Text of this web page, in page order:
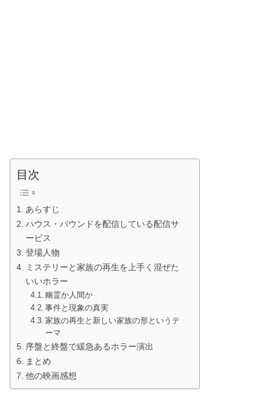
目次
あらすじ
ハウス・バウンドを配信している配信サ
ービス
登場人物
ミステリーと家族の再生を上手く混ぜた
いいホラー
幽霊か人間か
事件と現象の真実
家族の再生と新しい家族の形というテ
ーマ
序盤と終盤で緩急あるホラー演出
まとめ
他の映画感想